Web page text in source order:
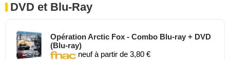
DVD et Blu-Ray
Opération Arctic Fox - Combo Blu-ray + DVD
(Blu-ray)
neuf à partir de 3,80 €